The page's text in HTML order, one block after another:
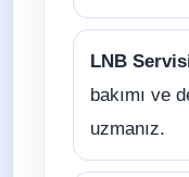
LNB
bakımı ve
uzmanız.